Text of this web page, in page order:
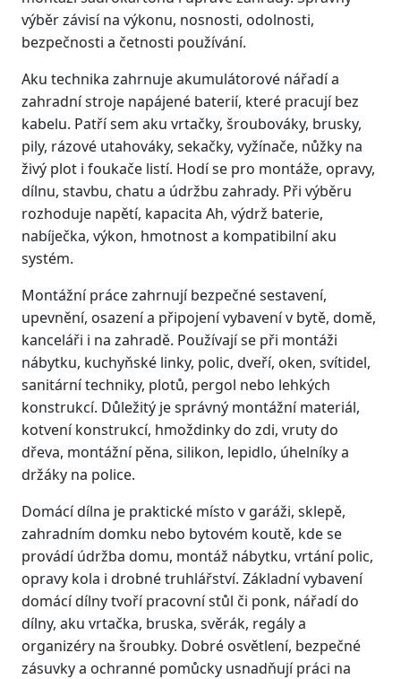
výběr závisí na výkonu, nosnosti, odolnosti,
bezpečnosti a četnosti používání.
Aku technika zahrnuje akumulátorové nářadí a
zahradní stroje napájené baterií, které pracují bez
kabelu. Patří sem aku vrtačky, šroubováky, brusky,
pily, rázové utahováky, sekačky, vyžínače, nůžky na
živý plot i foukače listí. Hodí se pro montáže, opravy,
dílnu, stavbu, chatu a údržbu zahrady. Při výběru
rozhoduje napětí, kapacita Ah, výdrž baterie,
nabíječka, výkon, hmotnost a kompatibilní aku
systém.
Montážní práce zahrnují bezpečné sestavení,
upevnění, osazení a připojení vybavení v bytě, domě,
kanceláři i na zahradě. Používají se při montáži
nábytku, kuchyňské linky, polic, dveří, oken, svítidel,
sanitární techniky, plotů, pergol nebo lehkých
konstrukcí. Důležitý je správný montážní materiál,
kotvení konstrukcí, hmoždinky do zdi, vruty do
dřeva, montážní pěna, silikon, lepidlo, úhelníky a
držáky na police.
Domácí dílna je praktické místo v garáži, sklepě,
zahradním domku nebo bytovém koutě, kde se
provádí údržba domu, montáž nábytku, vrtání polic,
opravy kola i drobné truhlářství. Základní vybavení
domácí dílny tvoří pracovní stůl či ponk, nářadí do
dílny, aku vrtačka, bruska, svěrák, regály a
organizéry na šroubky. Dobré osvětlení, bezpečné
zásuvky a ochranné pomůcky usnadňují práci na